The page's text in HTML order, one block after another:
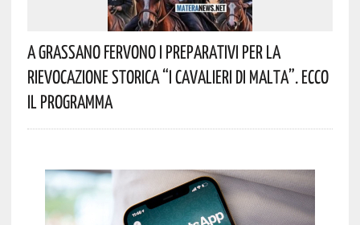
A Grassano Fervono I Preparativi Per La
Rievocazione Storica “I CAVALIERI DI MALTA”. Ecco
Il Programma